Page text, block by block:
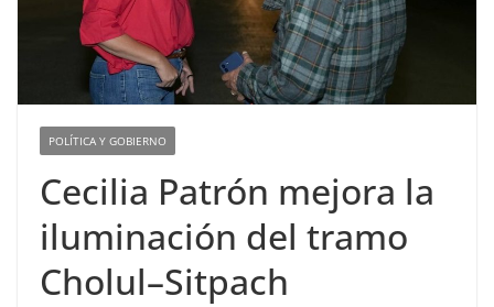
POLÍTICA Y GOBIERNO
Cecilia Patrón mejora la
iluminación del tramo
Cholul–Sitpach